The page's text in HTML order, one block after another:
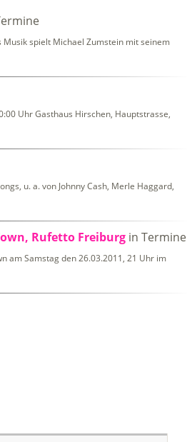
Musik spielt Michael Zumstein mit seinem
Uhr Gasthaus Hirschen, Hauptstrasse,
u. a. von Johnny Cash, Merle Haggard,
Rufetto Freiburg in Termine
am Samstag den 26.03.2011, 21 Uhr im